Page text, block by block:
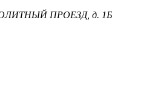
ПРОЕЗД, д. 1Б